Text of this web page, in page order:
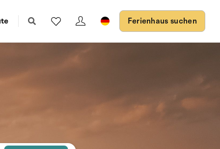
Ferienhaus suchen